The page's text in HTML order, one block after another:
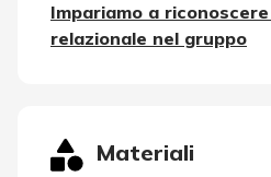
Impariamo a
relazionale nel gruppo
Materiali